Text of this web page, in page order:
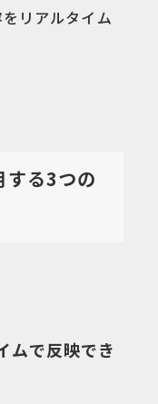
リアルタイム
する3つの
ムで反映でき